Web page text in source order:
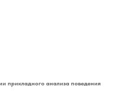
прикладного анализа поведения